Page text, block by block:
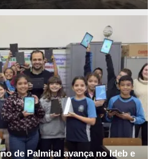
de Palmital avança no Ideb e